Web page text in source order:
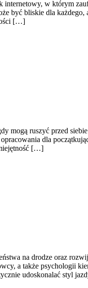
w którym
być bliskie dla każdego,
[…]
mogą ruszyć przed
dla
[…]
na drodze oraz
a także psychologii
udoskonalać styl